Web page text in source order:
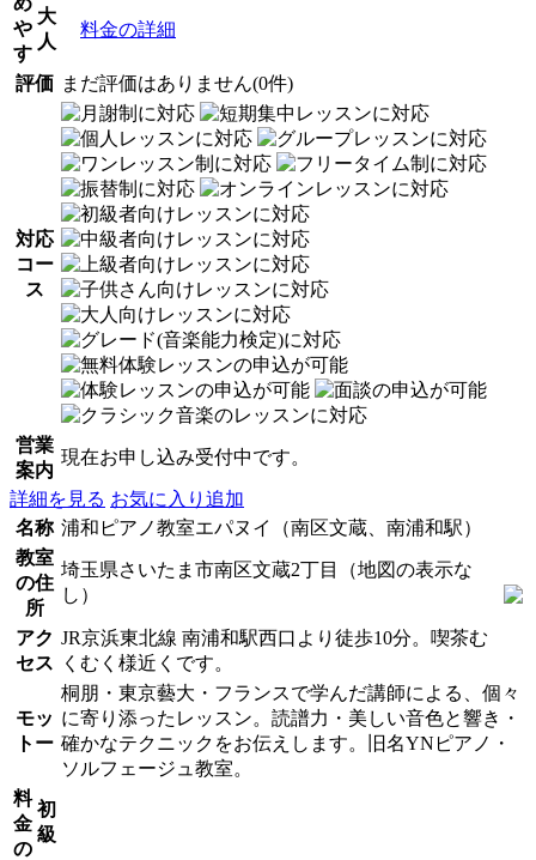
や
す
大
人
料金の詳細
評価 まだ評価はありません(0件)
対応
コー
ス
営業
案内
現在お申し込み受付中です。
詳細を見る お気に入り追加
名称 浦和ピアノ教室エパヌイ（南区文蔵、南浦和駅）
教室
の住
所
埼玉県さいたま市南区文蔵2丁目（地図の表示な
し）
アク
セス
JR京浜東北線 南浦和駅西口より徒歩10分。喫茶む
くむく様近くです。
モッ
トー
桐朋・東京藝大・フランスで学んだ講師による、個々
に寄り添ったレッスン。読譜力・美しい音色と響き・
確かなテクニックをお伝えします。旧名YNピアノ・
ソルフェージュ教室。
料
金
の
初
級